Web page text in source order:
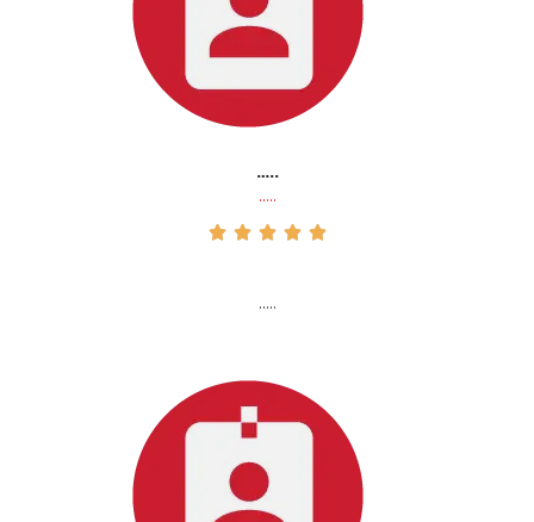
…..
…..
    
…..